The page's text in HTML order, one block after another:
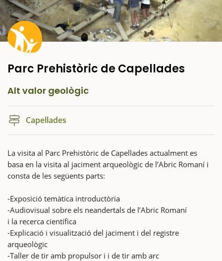
Parc Prehistòric de Capellades
Alt valor geològic
Capellades
La visita al Parc Prehistòric de Capellades actualment es
basa en la visita al jaciment arqueològic de l’Abric Romaní i
consta de les següents parts:
-Exposició temàtica introductòria
-Audiovisual sobre els neandertals de l’Abric Romaní
i la recerca científica
-Explicació i visualització del jaciment i del registre
arqueològic
-Taller de tir amb propulsor i i de tir amb arc